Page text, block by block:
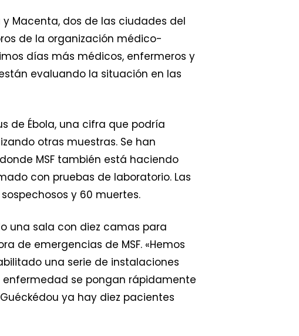
y Macenta, dos de las ciudades del
de la organización médico-
días más médicos, enfermeros y
evaluando la situación en las
de Ébola, una cifra que podría
otras muestras. Se han
MSF también está haciendo
con pruebas de laboratorio. Las
y 60 muertes.
una sala con diez camas para
de emergencias de MSF. «Hemos
una serie de instalaciones
enfermedad se pongan rápidamente
ya hay diez pacientes